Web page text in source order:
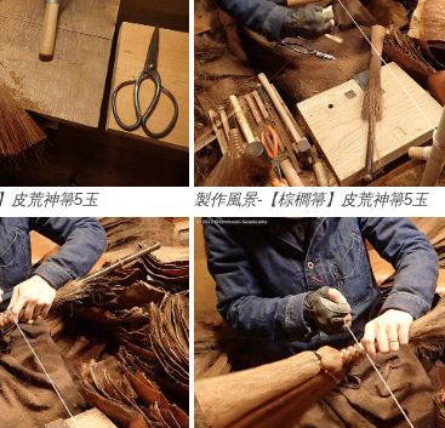
皮荒神箒5玉 製作風景-【棕櫚箒】皮荒神箒5玉